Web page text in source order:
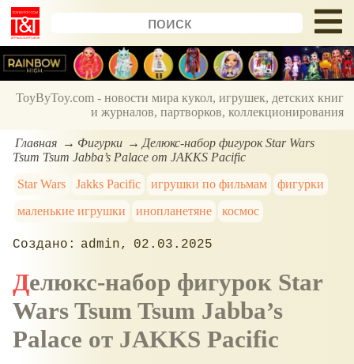
ToyByToy.com - новости мира кукол, игрушек, детских книг
и журналов, партворков, коллекционирования
Главная Фигурки
Делюкс-набор фигурок Star Wars
Tsum Tsum Jabba’s Palace от JAKKS Pacific
Star Wars
Jakks Pacific игрушки по фильмам
фигурки
маленькие игрушки
инопланетяне космос
admin 02.03.2025
Делюкс-набор фигурок Star
Wars Tsum Tsum Jabba’s
Palace от JAKKS Pacific